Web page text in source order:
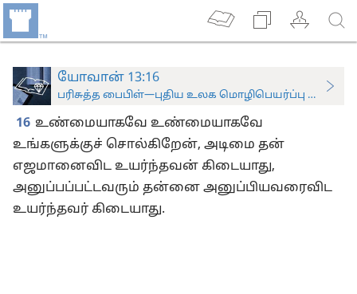
யோவான் 13:16
பரிசுத்த பைபிள்—புதிய உலக மொழிபெயர்ப்பு
16 உண்மையாகவே உண்மையாகவே
உங்களுக்குச் சொல்கிறேன், அடிமை தன்
எஜமானைவிட உயர்ந்தவன் கிடையாது,
அனுப்பப்பட்டவரும் தன்னை அனுப்பியவரைவிட
உயர்ந்தவர் கிடையாது.